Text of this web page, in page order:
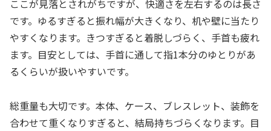
ここが見落とされがちですが、快適さを左右するのは長さ
です。ゆるすぎると振れ幅が大きくなり、机や壁に当たり
やすくなります。きつすぎると着脱しづらく、手首も疲れ
ます。目安としては、手首に通して指1本分のゆとりがあ
るくらいが扱いやすいです。
総重量も大切です。本体、ケース、ブレスレット、装飾を
合わせて重くなりすぎると、結局持ちづらくなります。目